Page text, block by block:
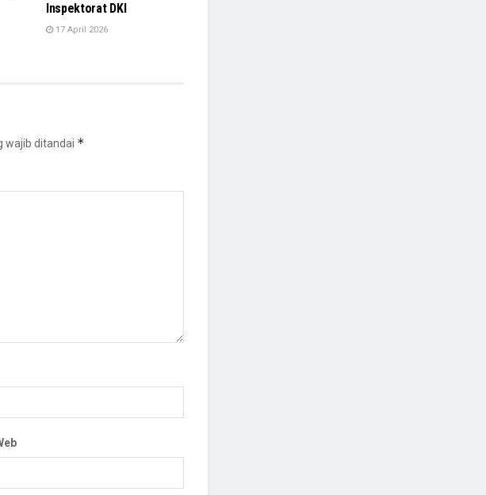
Inspektorat DKI
17 April 2026
wajib ditandai *